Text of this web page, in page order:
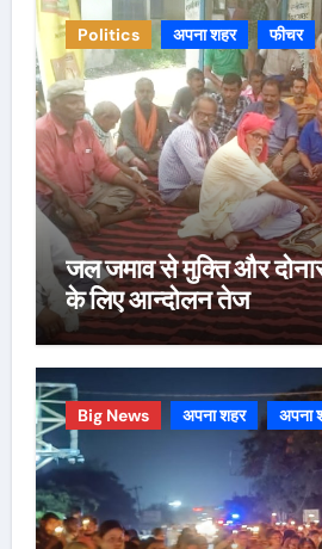
Politics अपना शहर फीचर
जल जमाव से मुक्ति और
के लिए आन्दोलन तेज
Big News अपना शहर अपना